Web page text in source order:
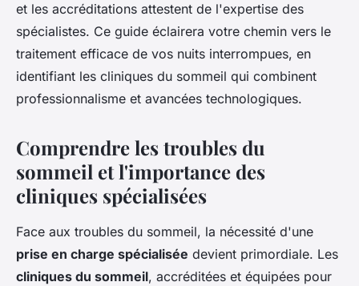
et les accréditations attestent de l'expertise des
spécialistes. Ce guide éclairera votre chemin vers le
traitement efficace de vos nuits interrompues, en
identifiant les cliniques du sommeil qui combinent
professionnalisme et avancées technologiques.
Comprendre les troubles du
sommeil et l'importance des
cliniques spécialisées
Face aux troubles du sommeil, la nécessité d'une
prise en charge spécialisée devient primordiale. Les
cliniques du sommeil, accréditées et équipées pour